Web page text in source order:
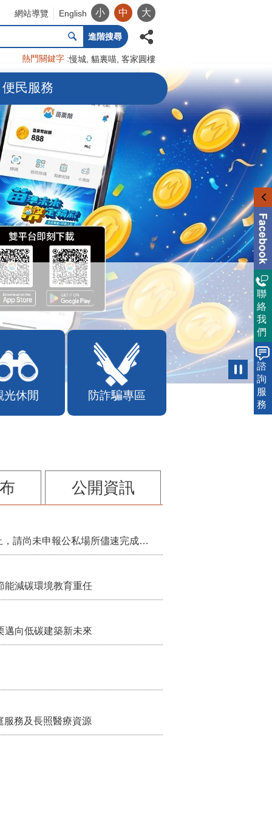
網站導覽 English 小 中 大
進階搜尋
熱門關鍵字 慢城 貓裏喵 客家圓樓
便民服務
光休閒 防詐騙專區
公開資訊
115年第2季固定源空污費申報已於7月底截止，請尚未申報公私場所儘速完成申繳，以免面臨滯納金及罰鍰!
減碳環境教育重任
向低碳建築新未來
服務及長照醫療資源
聯
絡
我
們
諮
詢
服
務